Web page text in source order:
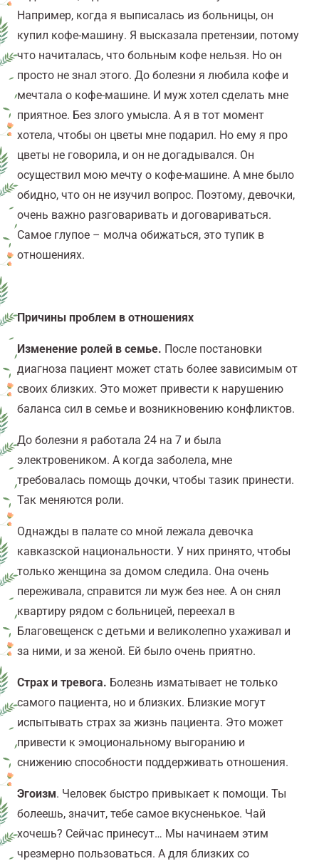
Например, когда я выписалась из больницы, он
купил кофе-машину. Я высказала претензии, потому
что начиталась, что больным кофе нельзя. Но он
просто не знал этого. До болезни я любила кофе и
мечтала о кофе-машине. И муж хотел сделать мне
приятное. Без злого умысла. А я в тот момент
хотела, чтобы он цветы мне подарил. Но ему я про
цветы не говорила, и он не догадывался. Он
осуществил мою мечту о кофе-машине. А мне было
обидно, что он не изучил вопрос. Поэтому, девочки,
очень важно разговаривать и договариваться.
Самое глупое – молча обижаться, это тупик в
отношениях.
Причины проблем в отношениях
Изменение ролей в семье. После постановки
диагноза пациент может стать более зависимым от
своих близких. Это может привести к нарушению
баланса сил в семье и возникновению конфликтов.
До болезни я работала 24 на 7 и была
электровеником. А когда заболела, мне
требовалась помощь дочки, чтобы тазик принести.
Так меняются роли.
Однажды в палате со мной лежала девочка
кавказской национальности. У них принято, чтобы
только женщина за домом следила. Она очень
переживала, справится ли муж без нее. А он снял
квартиру рядом с больницей, переехал в
Благовещенск с детьми и великолепно ухаживал и
за ними, и за женой. Ей было очень приятно.
Страх и тревога. Болезнь изматывает не только
самого пациента, но и близких. Близкие могут
испытывать страх за жизнь пациента. Это может
привести к эмоциональному выгоранию и
снижению способности поддерживать отношения.
Эгоизм. Человек быстро привыкает к помощи. Ты
болеешь, значит, тебе самое вкусненькое. Чай
хочешь? Сейчас принесут… Мы начинаем этим
чрезмерно пользоваться. А для близких со